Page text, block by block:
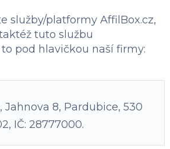
služby/platformy AffilBox.cz,
tuto službu
to pod hlavičkou naší firmy:
Jahnova 8, Pardubice, 530
IČ: 28777000.